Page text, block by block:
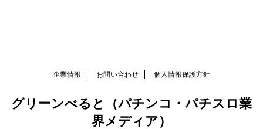
企業情報 お問い合わせ 個人情報保護方針
グリーンべると（パチンコ・パチスロ業
界メディア）